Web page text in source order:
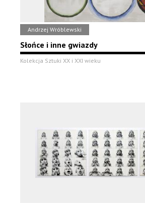
Andrzej Wróblewski
Słońce i inne gwiazdy
Kolekcja Sztuki XX i XXI wieku